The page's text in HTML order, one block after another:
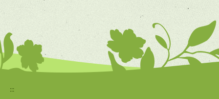
:::